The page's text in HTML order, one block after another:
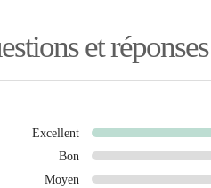
et réponses
Excellent
Bon
Moyen